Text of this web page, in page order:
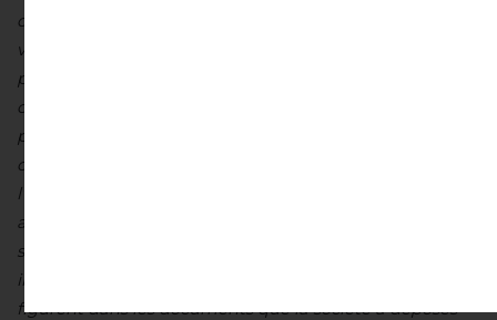
dans le présent communiqué de presse entreront en
vigueur aux conditions et dans le délai décrit dans le
présent document. La société n’assume aucune
obligation de mettre à jour les informations
prospectives si la situation, les estimations ou les
opinions de la direction devaient changer, sauf si la loi
l’exige. Le lecteur est invité à ne pas se fier indûment
aux déclarations prospectives. Des informations
supplémentaires identifiant les risques et les
incertitudes pouvant affecter les résultats financiers
figurent dans les documents que la société a déposés